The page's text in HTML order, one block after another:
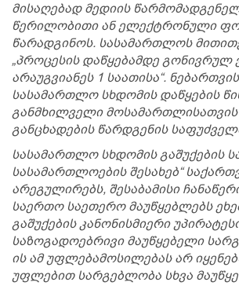
მისაღებად მედიის
წერილობითი ან ელექტრონული
წარადგინოს. სასამართლოს
„პროცესის დაწყებამდე გონივრულ
არაუგვიანეს 1 საათისა“.
სასამართლო სხდომის დაწყების
განმხილველი მოსამართლისათვის
განცხადების წარდგენის
სასამართლო სხდომის გაშუქების
სასამართლოების შესახებ“
არეგულირებს, შესაბამისი
საერთო საეთერო მაუწყებლებს
გაშუქების კანონისმიერი
საზოგადოებრივი მაუწყებელი
ის ამ უფლებამოსილებას არ
უფლებით სარგებლობა სხვა